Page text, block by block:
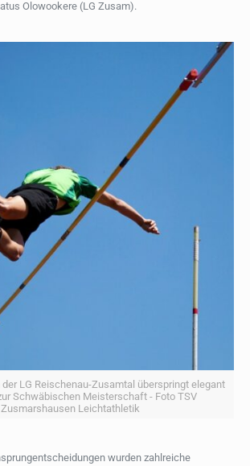
Olowookere (LG Zusam).
der LG Reischenau-Zusamtal überspringt elegant
Schwäbischen Meisterschaft - Foto TSV
Zusmarshausen Leichtathletik
wurden zahlreiche